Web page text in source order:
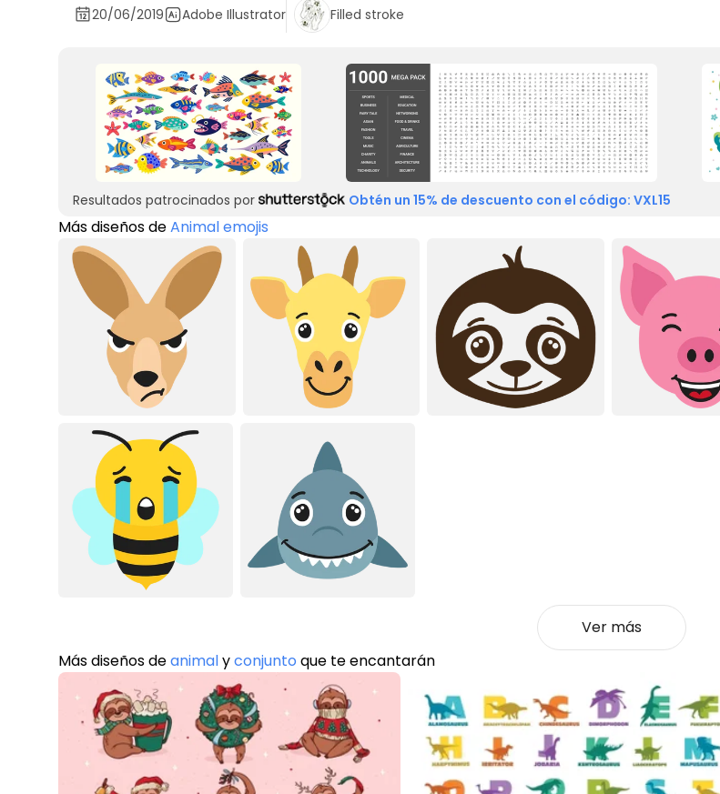
20/06/2019 Adobe Illustrator Filled stroke
Resultados patrocinados por Obtén un 15% de descuento con el código: VXL15
Más diseños deAnimal emojis
Ver más
Más diseños deanimalyconjunto que te encantarán